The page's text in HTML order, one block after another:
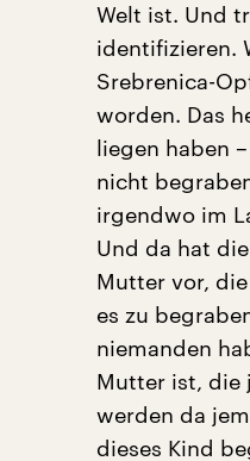
Welt ist. Und
identifizieren.
Srebrenica-
worden. Das
liegen haben
nicht
irgendwo im
Und da hat
Mutter vor,
es zu
niemanden
Mutter ist, die
werden da
dieses Kind